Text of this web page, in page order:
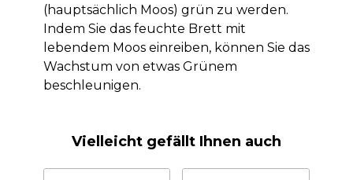
(hauptsächlich Moos) grün zu werden.
Indem Sie das feuchte Brett mit
lebendem Moos einreiben, können Sie das
Wachstum von etwas Grünem
beschleunigen.
Vielleicht gefällt Ihnen auch